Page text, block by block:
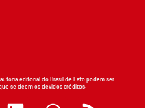
editorial do Brasil de Fato podem ser
se deem os devidos créditos.